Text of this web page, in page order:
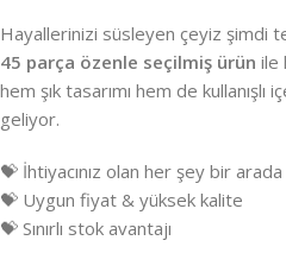
Hayallerinizi süsleyen çeyiz şimdi
45 parça özenle seçilmiş ürün ile
hem şık tasarımı hem de
geliyor.
💝 İhtiyacınız olan her şey bir arada
💝 Uygun fiyat & yüksek kalite
💝 Sınırlı stok avantajı